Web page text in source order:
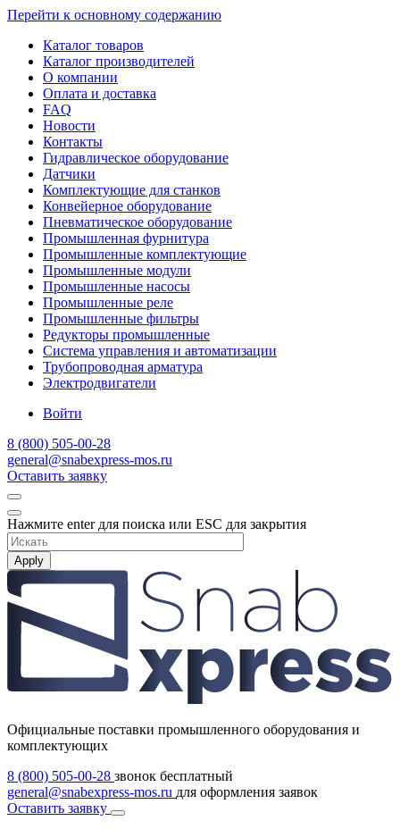
Перейти к основному содержанию
Каталог товаров
Каталог производителей
О компании
Оплата и доставка
FAQ
Новости
Контакты
Гидравлическое оборудование
Датчики
Комплектующие для станков
Конвейерное оборудование
Пневматическое оборудование
Промышленная фурнитура
Промышленные комплектующие
Промышленные модули
Промышленные насосы
Промышленные реле
Промышленные фильтры
Редукторы промышленные
Система управления и автоматизации
Трубопроводная арматура
Электродвигатели
Войти
8 (800) 505-00-28
general@snabexpress-mos.ru
Оставить заявку
Нажмите enter для поиска или ESC для закрытия
Apply
Официальные поставки промышленного оборудования и
комплектующих
8 (800) 505-00-28 звонок бесплатный
general@snabexpress-mos.ru для оформления заявок
Оставить заявку